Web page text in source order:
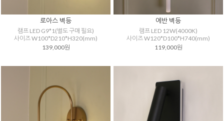
로아스 벽등
램프 LED G9*1(별도 구매 필요)
사이즈 W100*D210*H320(mm)
139,000원
에반 벽등
램프 LED 12W(4000K)
사이즈 W120*D100*H740(mm)
119,000원